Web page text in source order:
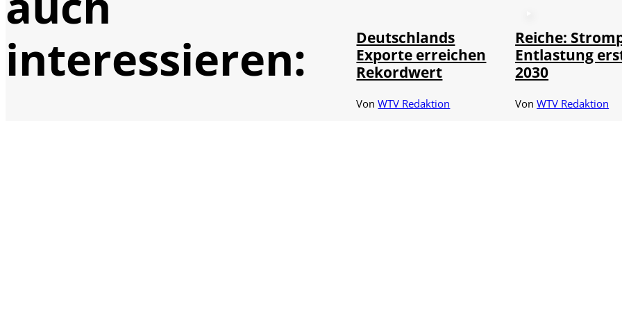
interessieren:
Deutschlands
Exporte erreichen
Rekordwert
VonWTV Redaktion
Reiche:
Entlastung
2030
VonWTV Redaktion